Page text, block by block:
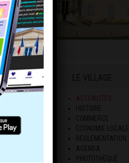
ACTUALITÉS
HISTOIRE
COMMERCE
ÉCONOMIE LOCALE
RÉGLEMENTATION
AGENDA
PHOTOTHÈQUE